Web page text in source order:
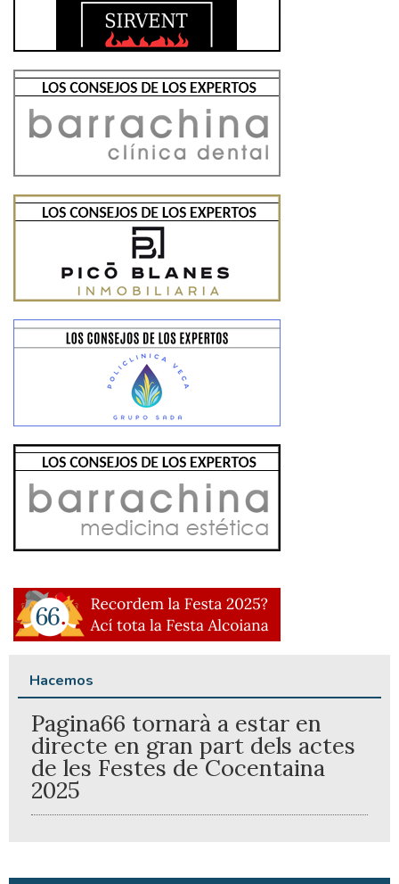
Hacemos
Pagina66 tornarà a estar en
directe en gran part dels actes
de les Festes de Cocentaina
2025